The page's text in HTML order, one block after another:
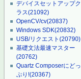
デバイスセットアップク
ラス(21092)
OpenCV/cv(20837)
Windows SDK(20832)
USB/リクエスト(20790)
基礎文法最速マスター
(20762)
Quartz Composerにどっ
ぷり!(20367)